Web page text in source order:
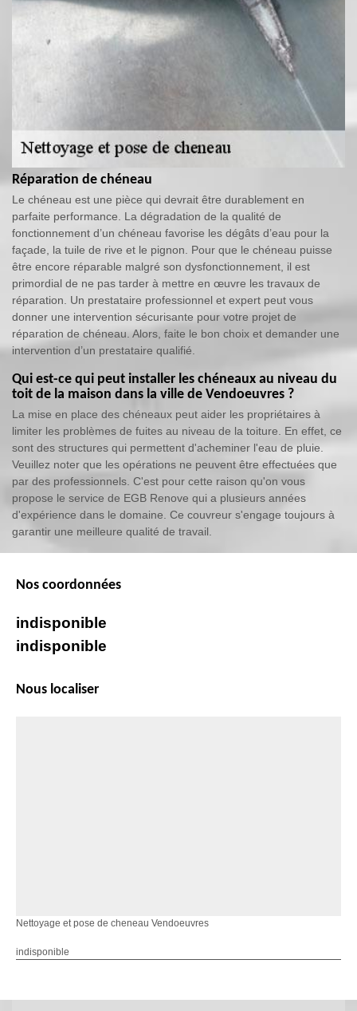
Réparation de chéneau
Le chéneau est une pièce qui devrait être durablement en
parfaite performance. La dégradation de la qualité de
fonctionnement d’un chéneau favorise les dégâts d’eau pour la
façade, la tuile de rive et le pignon. Pour que le chéneau puisse
être encore réparable malgré son dysfonctionnement, il est
primordial de ne pas tarder à mettre en œuvre les travaux de
réparation. Un prestataire professionnel et expert peut vous
donner une intervention sécurisante pour votre projet de
réparation de chéneau. Alors, faite le bon choix et demander une
intervention d’un prestataire qualifié.
Qui est-ce qui peut installer les chéneaux au niveau du
toit de la maison dans la ville de Vendoeuvres ?
La mise en place des chéneaux peut aider les propriétaires à
limiter les problèmes de fuites au niveau de la toiture. En effet, ce
sont des structures qui permettent d'acheminer l'eau de pluie.
Veuillez noter que les opérations ne peuvent être effectuées que
par des professionnels. C'est pour cette raison qu'on vous
propose le service de EGB Renove qui a plusieurs années
d'expérience dans le domaine. Ce couvreur s'engage toujours à
garantir une meilleure qualité de travail.
Nos coordonnées
indisponible
indisponible
Nous localiser
Nettoyage et pose de cheneau Vendoeuvres
indisponible